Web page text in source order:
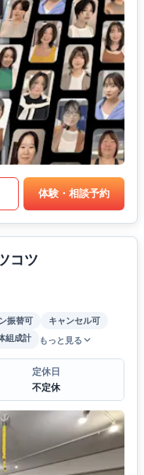
体験・相談予約
コツ
振替可
キャンセル可
組成計 もっと見る
定休日
不定休